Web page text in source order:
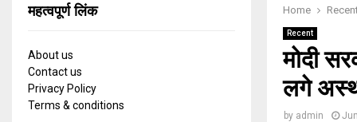
Home
Recent
मोदी
लगे
by admin
महत्वपूर्ण लिंक
About us
Contact us
Privacy Policy
Terms & conditions